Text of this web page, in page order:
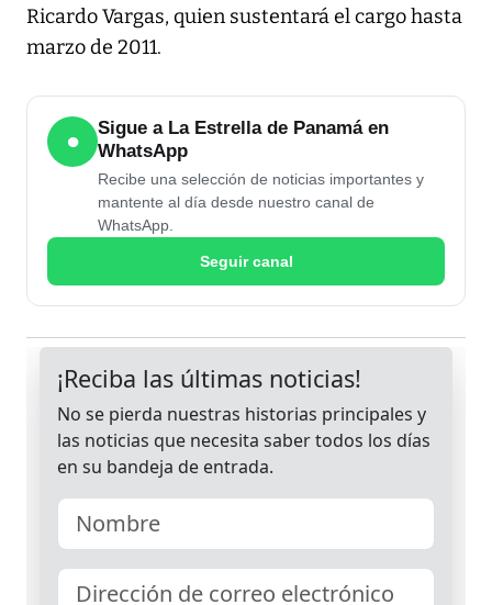
Ricardo Vargas, quien sustentará el cargo hasta
marzo de 2011.
●
Sigue a La Estrella de Panamá en
WhatsApp
Recibe una selección de noticias importantes y
mantente al día desde nuestro canal de
WhatsApp.
Seguir canal